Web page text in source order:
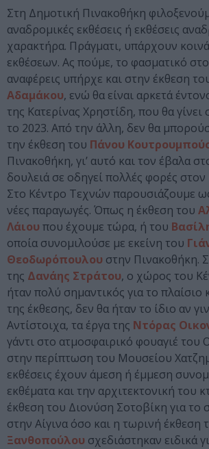
Στη Δημοτική Πινακοθήκη
αναδρομικές εκθέσεις ή εκθέσεις
χαρακτήρα. Πράγματι, υπάρχουν
εκθέσεων. Ας πούμε, το φασματικό
αναφέρεις υπήρχε και στην έκθεση
Αδαμάκου, ενώ θα είναι αρκετά
της Κατερίνας Χρηστίδη, που θα
το 2023. Από την άλλη, δεν θα
την έκθεση του Πάνου
Πινακοθήκη, γι’ αυτό και τον έβαλα
δουλειά σε οδηγεί πολλές φορές
Στο Κέντρο Τεχνών παρουσιάζουμε
νέες παραγωγές. Όπως η έκθεση του
Λάιου που έχουμε τώρα, ή του
οποία συνομιλούσε με εκείνη του
Θεοδωρόπουλου στην Πινακοθήκη.
της Δανάης Στράτου, ο χώρος του
ήταν πολύ σημαντικός για το πλαίσιο
της έκθεσης, δεν θα ήταν το ίδιο αν
Αντίστοιχα, τα έργα της Ντόρας
γάντι στο ατμοσφαιρικό φουαγιέ του
στην περίπτωση του Μουσείου
εκθέσεις έχουν άμεση ή έμμεση
εκθέματα και την αρχιτεκτονική του
έκθεση του Διονύση Σοτοβίκη για το
στην Αίγινα όσο και η τωρινή έκθεση
Ξανθοπούλου σχεδιάστηκαν ειδικά